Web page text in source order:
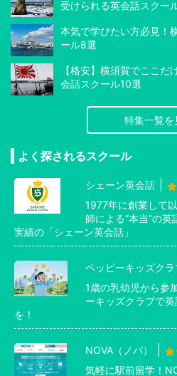
受けられる英会話スクー
本気で学びたい方必見！
ール8選
【格安】横須賀でここ
会話スクール10選
特集一覧を
よく探されるスクール
シェーン英会話
1977年に創業して
師による”本当”の
実績の「シェーン英会話」
ペッピーキッズクラ
1歳の乳幼児から参
ーキッズクラブで
を！
NOVA（ノバ）
気軽に駅前留学！